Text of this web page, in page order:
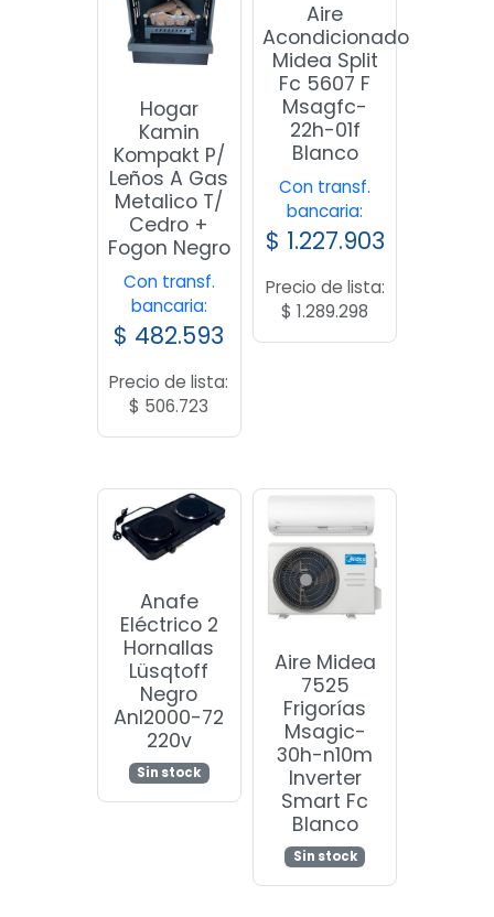
Hogar
Kamin
Kompakt P/
Leños A Gas
Metalico T/
Cedro +
Fogon Negro
Con transf.
bancaria:
$ 482.593
Precio de lista:
$ 506.723
Aire
Acondicionado
Midea Split
Fc 5607 F
Msagfc-
22h-01f
Blanco
Con transf.
bancaria:
$ 1.227.903
Precio de lista:
$ 1.289.298
Anafe
Eléctrico 2
Hornallas
Lüsqtoff
Negro
Anl2000-72
220v
Sin stock
Aire Midea
7525
Frigorías
Msagic-
30h-n10m
Inverter
Smart Fc
Blanco
Sin stock